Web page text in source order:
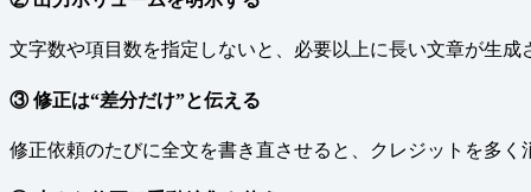
文字数や項目数を指定しないと、必要以上に長い文章が生
③ 修正は“差分だけ”と伝える
修正依頼のたびに全文を書き直させると、クレジットを多